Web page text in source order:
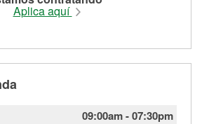
Aplica aquí
09:00am-07:30pm